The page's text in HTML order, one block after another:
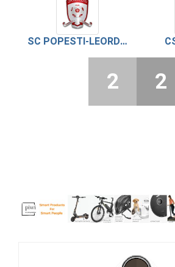
SC POPESTI-LEORDENI
2 2